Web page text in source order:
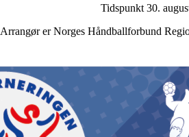
Tidspunkt 30.
Arrangør er Norges Håndballforbund